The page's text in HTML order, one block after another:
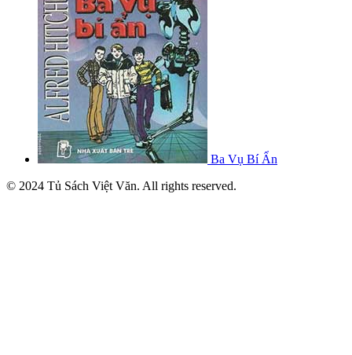
Ba Vụ Bí Ẩn
© 2024 Tủ Sách Việt Văn. All rights reserved.